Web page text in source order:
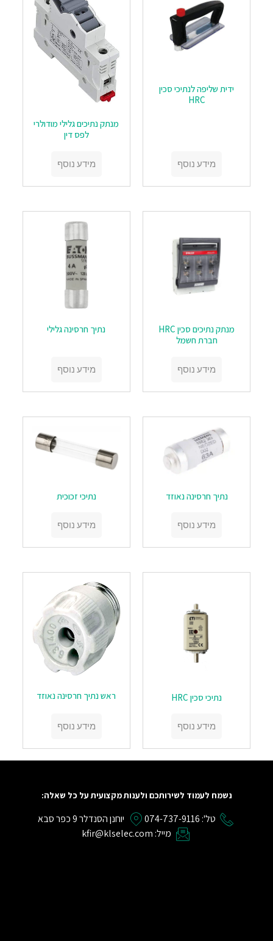
ידית שליפה לנתיכי סכין
HRC
מידע נוסף
מנתק נתיכים גלילי מודולרי
לפס דין
מידע נוסף
מנתק נתיכים סכין HRC
חברת חשמל
מידע נוסף
נתיך חרסינה גלילי
מידע נוסף
נתיך חרסינה נאוזד
מידע נוסף
נתיכי זכוכית
מידע נוסף
נתיכי סכין HRC
מידע נוסף
ראש נתיך חרסינה נאוזד
מידע נוסף
נשמח לעמוד לשירותכם ולענות מקצועית על כל שאלה:
טל': 074-737-9116
יוחנן הסנדלר 9 כפר סבא
מייל: kfir@klselec.com